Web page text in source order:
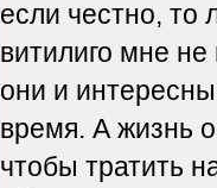
если честно, то
витилиго мне
они и
время. А жизнь
чтобы тратить